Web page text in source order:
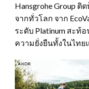
Hansgrohe Group
จากทั่วโลก จาก
ระดับ Platinum สะ
ความยั่งยืนทั้งในไทย